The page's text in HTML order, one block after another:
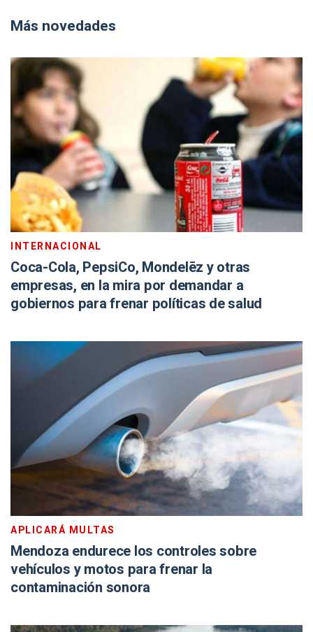
Más novedades
INTERNACIONAL
Coca-Cola, PepsiCo, Mondelēz y otras
empresas, en la mira por demandar a
gobiernos para frenar políticas de salud
APLICARÁ MULTAS
Mendoza endurece los controles sobre
vehículos y motos para frenar la
contaminación sonora